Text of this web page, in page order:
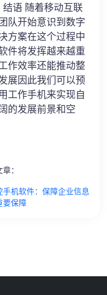
结语 随着移动互联
队开始意识到数字
方案在这个过程中
件将发挥越来越重
作效率还能推动整
展因此我们可以预
工作手机来实现自
的发展前景和空
：
手机软件：保障企业信息
要保障